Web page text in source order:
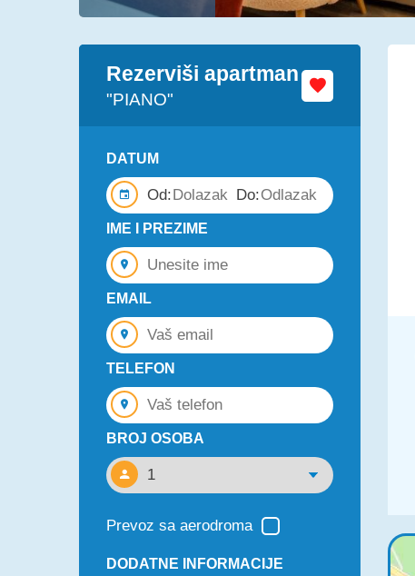
Rezerviši apartman
"PIANO"
DATUM
Od: Do:
IME I PREZIME
EMAIL
TELEFON
BROJ OSOBA
Prevoz sa aerodroma
DODATNE INFORMACIJE